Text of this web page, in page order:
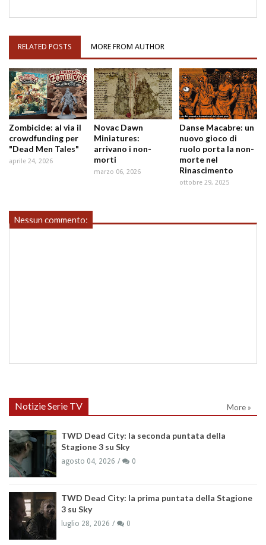
RELATED POSTS MORE FROM AUTHOR
Zombicide: al via il
crowdfunding per
"Dead Men Tales"
aprile 24, 2026
Novac Dawn
Miniatures:
arrivano i non-
morti
marzo 06, 2026
Danse Macabre: un
nuovo gioco di
ruolo porta la non-
morte nel
Rinascimento
ottobre 29, 2025
Nessun commento:
Notizie Serie TV More »
TWD Dead City: la seconda puntata della
Stagione 3 su Sky
agosto 04, 2026 0
TWD Dead City: la prima puntata della Stagione
3 su Sky
luglio 28, 2026 0